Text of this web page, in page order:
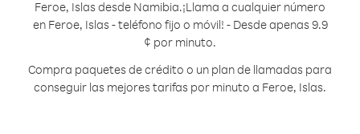
Feroe, Islas desde Namibia.¡Llama a cualquier número
en Feroe, Islas - teléfono fijo o móvil! - Desde apenas 9.9
¢ por minuto.
Compra paquetes de crédito o un plan de llamadas para
conseguir las mejores tarifas por minuto a Feroe, Islas.